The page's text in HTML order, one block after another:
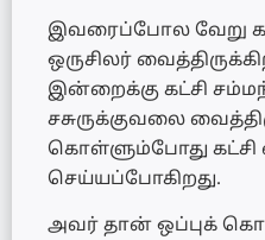
இவரைப்போல வேறு
ஒருசிலர்
இன்றைக்கு கட்சி
சசுருக்குவலை
கொள்ளும்போது
செய்யப்போகிறது.
அவர் தான் ஒப்புக்